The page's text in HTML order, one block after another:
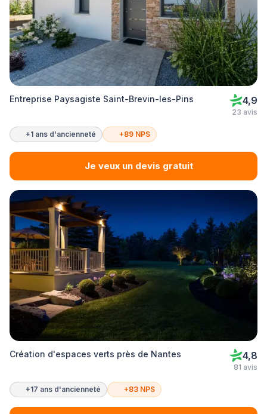
Entreprise Paysagiste Saint-Brevin-les-Pins 4,9
23 avis
+1 ans d'ancienneté +89 NPS
Je veux un devis gratuit
Création d'espaces verts près de Nantes 4,8
81 avis
+17 ans d'ancienneté +83 NPS